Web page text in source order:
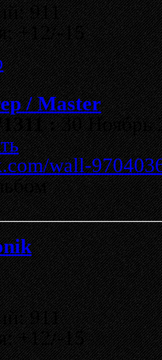
911
+12/-15
/ Master
:30 Ноябрь
wall-
911
+12/-15